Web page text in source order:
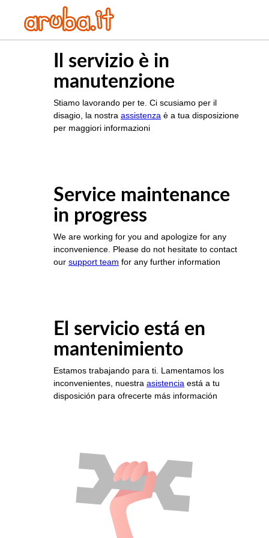
Il servizio è in
manutenzione
Stiamo lavorando per te. Ci scusiamo per il
disagio, la nostra assistenza è a tua disposizione
per maggiori informazioni
Service maintenance
in progress
We are working for you and apologize for any
inconvenience. Please do not hesitate to contact
our support team for any further information
El servicio está en
mantenimiento
Estamos trabajando para ti. Lamentamos los
inconvenientes, nuestra asistencia está a tu
disposición para ofrecerte más información